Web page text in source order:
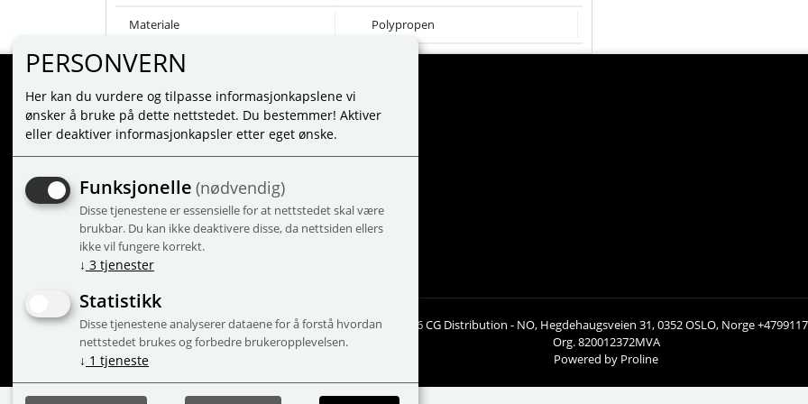
Materiale Polypropen
MINE SIDER
LOGG INN
VILKÅR
PERSONVERNERKLÆRING
ADMINISTRER COOKIES
© 2026 CG Distribution - NO, Hegdehaugsveien 31, 0352 OSLO, Norge
Org. 820012372MVA
Powered by Proline
PERSONVERN
Her kan du vurdere og tilpasse informasjonkapslene vi
ønsker å bruke på dette nettstedet. Du bestemmer! Aktiver
eller deaktiver informasjonkapsler etter eget ønske.
Funksjonelle (nødvendig)
Disse tjenestene er essensielle for at nettstedet skal være
brukbar. Du kan ikke deaktivere disse, da nettsiden ellers
ikke vil fungere korrekt.
↓ 3 tjenester
Statistikk
Disse tjenestene analyserer dataene for å forstå hvordan
nettstedet brukes og forbedre brukeropplevelsen.
↓ 1 tjeneste